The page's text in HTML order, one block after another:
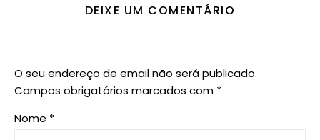
DEIXE UM COMENTÁRIO
O seu endereço de email não será publicado.
Campos obrigatórios marcados com *
Nome *